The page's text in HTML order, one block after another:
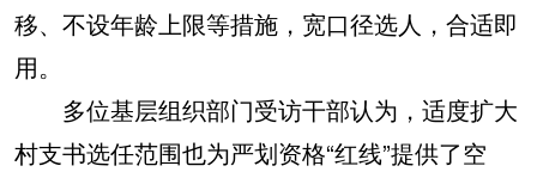
移、不设年龄上限等措施，宽口径选人，合适即
用。
多位基层组织部门受访干部认为，适度扩大
村支书选任范围也为严划资格“红线”提供了空